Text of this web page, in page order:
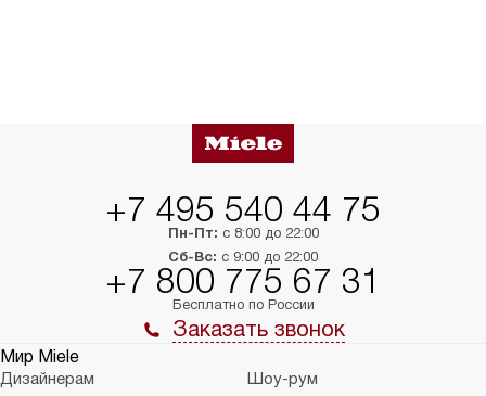
+7 495 540 44 75
Пн-Пт: с 8:00 до 22:00
Сб-Вс: с 9:00 до 22:00
+7 800 775 67 31
Бесплатно по России
Заказать звонок
Мир Miele
Дизайнерам
Шоу-рум